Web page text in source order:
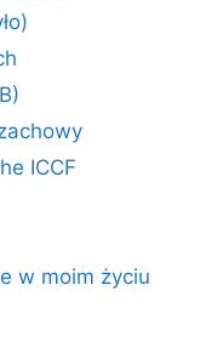
ICCF
w moim życiu